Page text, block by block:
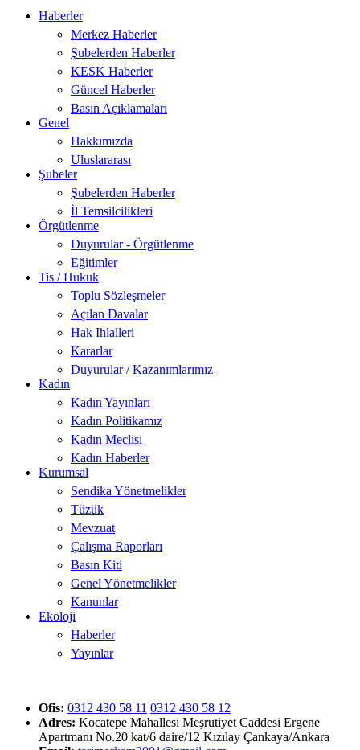
Haberler
Merkez Haberler
Şubelerden Haberler
KESK Haberler
Güncel Haberler
Basın Açıklamaları
Genel
Hakkımızda
Uluslararası
Şubeler
Şubelerden Haberler
İl Temsilcilikleri
Örgütlenme
Duyurular - Örgütlenme
Eğitimler
Tis / Hukuk
Toplu Sözleşmeler
Açılan Davalar
Hak Ihlalleri
Kararlar
Duyurular / Kazanımlarımız
Kadın
Kadın Yayınları
Kadın Politikamız
Kadın Meclisi
Kadın Haberler
Kurumsal
Sendika Yönetmelikler
Tüzük
Mevzuat
Çalışma Raporları
Basın Kiti
Genel Yönetmelikler
Kanunlar
Ekoloji
Haberler
Yayınlar
Ofis: 0312 430 58 11 0312 430 58 12
Adres: Kocatepe Mahallesi Meşrutiyet Caddesi Ergene
Apartmanı No.20 kat/6 daire/12 Kızılay Çankaya/Ankara